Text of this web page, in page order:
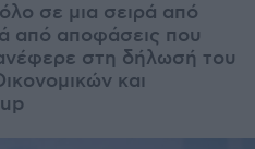
σε μια σειρά από
από αποφάσεις που
στη δήλωσή του
και